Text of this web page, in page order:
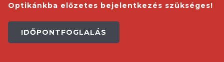
Optikánkba előzetes bejelentkezés szükséges!
IDŐPONTFOGLALÁS